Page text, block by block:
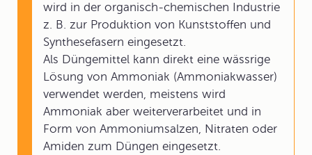
wird in der organisch-chemischen Industrie
z. B. zur Produktion von Kunststoffen und
Synthesefasern eingesetzt.
Als Düngemittel kann direkt eine wässrige
Lösung von Ammoniak (Ammoniakwasser)
verwendet werden, meistens wird
Ammoniak aber weiterverarbeitet und in
Form von Ammoniumsalzen, Nitraten oder
Amiden zum Düngen eingesetzt.